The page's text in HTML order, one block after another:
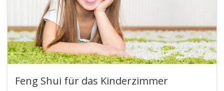
Feng Shui für das Kinderzimmer